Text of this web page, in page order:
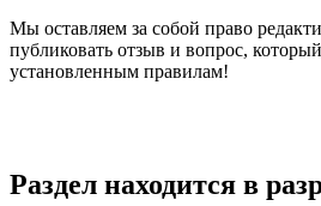
Мы оставляем за собой право
публиковать отзыв и вопрос,
установленным правилам!
Раздел находится в